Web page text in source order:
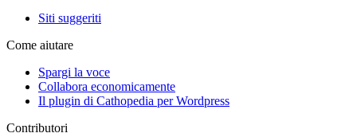
Siti suggeriti
Come aiutare
Spargi la voce
Collabora economicamente
Il plugin di Cathopedia per Wordpress
Contributori